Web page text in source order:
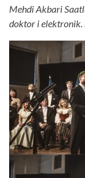
Mehdi Akbari
doktor i elektronik.